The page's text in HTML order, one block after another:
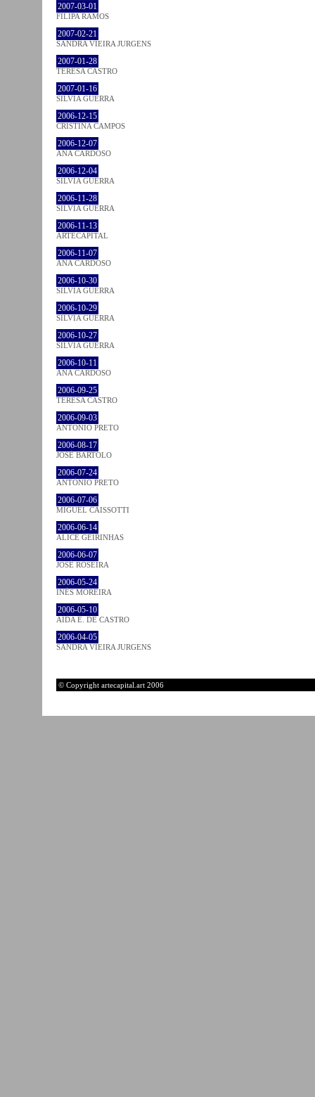
2007-03-01
FILIPA RAMOS
2007-02-21
SANDRA VIEIRA JURGENS
2007-01-28
TERESA CASTRO
2007-01-16
SÍLVIA GUERRA
2006-12-15
CRISTINA CAMPOS
2006-12-07
ANA CARDOSO
2006-12-04
SÍLVIA GUERRA
2006-11-28
SÍLVIA GUERRA
2006-11-13
ARTECAPITAL
2006-11-07
ANA CARDOSO
2006-10-30
SÍLVIA GUERRA
2006-10-29
SÍLVIA GUERRA
2006-10-27
SÍLVIA GUERRA
2006-10-11
ANA CARDOSO
2006-09-25
TERESA CASTRO
2006-09-03
ANTÓNIO PRETO
2006-08-17
JOSÉ BÁRTOLO
2006-07-24
ANTÓNIO PRETO
2006-07-06
MIGUEL CAISSOTTI
2006-06-14
ALICE GEIRINHAS
2006-06-07
JOSÉ ROSEIRA
2006-05-24
INÊS MOREIRA
2006-05-10
AIDA E. DE CASTRO
2006-04-05
SANDRA VIEIRA JURGENS
© Copyright artecapital.art 2006